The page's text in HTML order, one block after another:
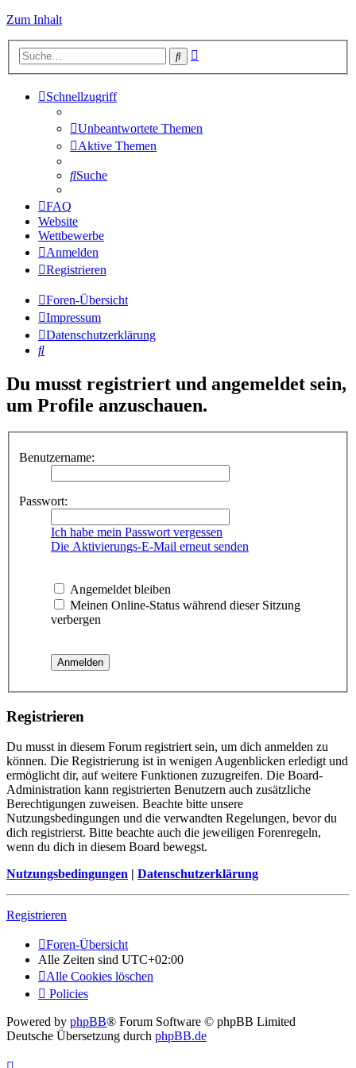
Zum Inhalt
Suche
Schnellzugriff
Unbeantwortete Themen
Aktive Themen
Suche
FAQ
Website
Wettbewerbe
Anmelden
Registrieren
Foren-Übersicht
Impressum
Datenschutzerklärung
Suche
Du musst registriert und angemeldet sein,
um Profile anzuschauen.
Benutzername:
Passwort:
Ich habe mein Passwort vergessen
Die Aktivierungs-E-Mail erneut senden
Angemeldet bleiben
Meinen Online-Status während dieser Sitzung
verbergen
Registrieren
Du musst in diesem Forum registriert sein, um dich anmelden zu
können. Die Registrierung ist in wenigen Augenblicken erledigt und
ermöglicht dir, auf weitere Funktionen zuzugreifen. Die Board-
Administration kann registrierten Benutzern auch zusätzliche
Berechtigungen zuweisen. Beachte bitte unsere
Nutzungsbedingungen und die verwandten Regelungen, bevor du
dich registrierst. Bitte beachte auch die jeweiligen Forenregeln,
wenn du dich in diesem Board bewegst.
Nutzungsbedingungen | Datenschutzerklärung
Registrieren
Foren-Übersicht
Alle Zeiten sind UTC+02:00
Alle Cookies löschen
Policies
Powered by phpBB® Forum Software © phpBB Limited
Deutsche Übersetzung durch phpBB.de